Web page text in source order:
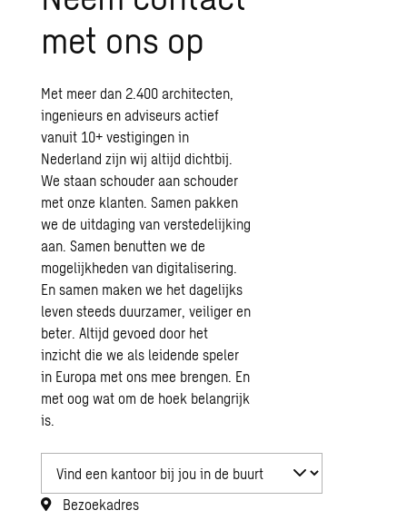
met ons op
Met meer dan 2.400 architecten,
ingenieurs en adviseurs actief
vanuit 10+ vestigingen in
Nederland zijn wij altijd dichtbij.
We staan schouder aan schouder
met onze klanten. Samen pakken
we de uitdaging van verstedelijking
aan. Samen benutten we de
mogelijkheden van digitalisering.
En samen maken we het dagelijks
leven steeds duurzamer, veiliger en
beter. Altijd gevoed door het
inzicht die we als leidende speler
in Europa met ons mee brengen. En
met oog wat om de hoek belangrijk
is.
Bezoekadres